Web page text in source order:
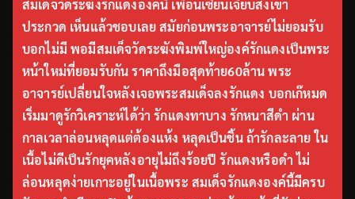
สมเด็จวัดระฆังรักแดงองค์นี้ เพื่อนเซียนเจี๊ยบส่งเข้า
ประกวด เห็นแล้วชอบเลย สมัยก่อนพระอาจารย์ไม่ยอมรับ
บอกไม่มี พอมีสมเด็จวัดระฆังพิมพ์ใหญ่องค์รักแดงเป็นพระ
หน้าใหม่ที่ยอมรับกัน ราคาถึงมือสุดท้าย60ล้าน พระ
อาจารย์เปลี่ยนใจหลังเจอพระสมเด็จลงรักแดง บอกเก๊หมด
เริ่มมาดูรักวิเคราะห์ได้ว่า รักแดงทาบาง รักหนาสีดำ ผ่าน
กาลเวลาล่อนหลุดแต่ต้องแห้ง หลุดเป็นชิ้น ถ้ารักละลาย ใน
เนื้อไม่ดีเป็นรักยุคหลังอายุไม่ถึงร้อยปี รักแดงหรือดำ ไม่
ล่อนหลุดง่ายเกาะอยู่ในเนื้อพระ สมเด็จรักแดงองค์นี้มีครบ